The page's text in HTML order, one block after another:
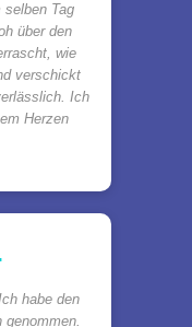
selben Tag
über den
wie
verschickt
Ich
Herzen
habe den